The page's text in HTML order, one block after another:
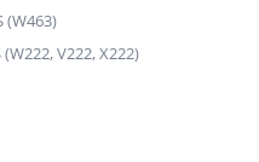
(W463)
(W222, V222, X222)